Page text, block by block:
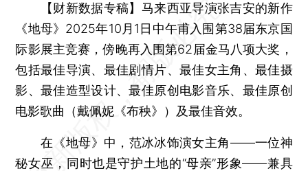
【财新数据专稿】 马来西亚导演张吉安的新作
《地母》2025年10月1日中午甫入围第38届东京国
际影展主竞赛，傍晚再入围第62届金马八项大奖，
包括最佳导演、最佳剧情片、最佳女主角、最佳摄
影、最佳造型设计、最佳原创电影音乐、最佳原创
电影歌曲（戴佩妮《布秧》）及最佳音效。
在《地母》中，范冰冰饰演女主角——一位神
秘女巫，同时也是守护土地的“母亲”形象——兼具